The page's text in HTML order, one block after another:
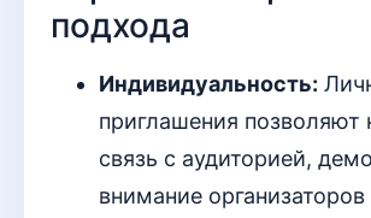
подхода
Индивидуальность:
приглашения позволяют
связь с аудиторией,
внимание